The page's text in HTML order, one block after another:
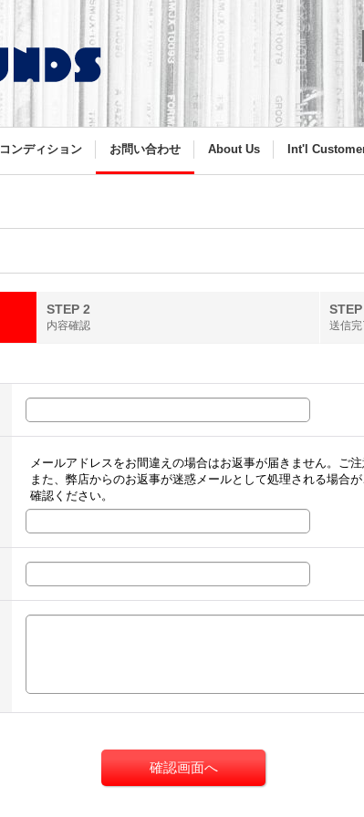
コンディション お問い合わせ About Us Int'l
STEP 2
内容確認 送信完
メールアドレスをお間違えの場合はお返事が届きません。ご注
また、弊店からのお返事が迷惑メールとして処理される場合
確認ください。